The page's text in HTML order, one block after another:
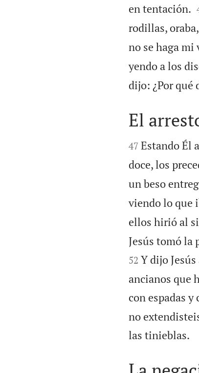
en tentación.
rodillas, oraba,
no se haga
yendo a los
dijo: ¿Por qué

El

47 Estando Él
doce, los
un beso
viendo lo que
ellos hirió al
Jesús tomó la
52 Y dijo
ancianos que
con espadas y
no
las tinieblas.